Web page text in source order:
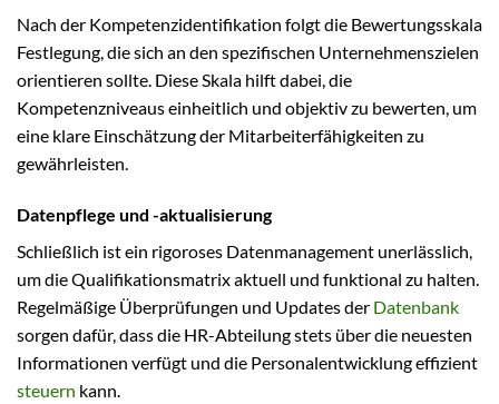
Nach der Kompetenzidentifikation folgt die Bewertungsskala
Festlegung, die sich an den spezifischen Unternehmenszielen
orientieren sollte. Diese Skala hilft dabei, die
Kompetenzniveaus einheitlich und objektiv zu bewerten, um
eine klare Einschätzung der Mitarbeiterfähigkeiten zu
gewährleisten.
Datenpflege und -aktualisierung
Schließlich ist ein rigoroses Datenmanagement unerlässlich,
um die Qualifikationsmatrix aktuell und funktional zu halten.
Regelmäßige Überprüfungen und Updates der Datenbank
sorgen dafür, dass die HR-Abteilung stets über die neuesten
Informationen verfügt und die Personalentwicklung effizient
steuern kann.